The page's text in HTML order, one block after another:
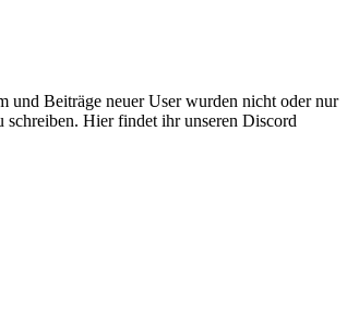
und Beiträge neuer User wurden nicht oder nur
schreiben. Hier findet ihr unseren Discord